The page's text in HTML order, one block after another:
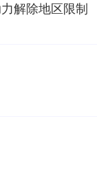
解除地区限制